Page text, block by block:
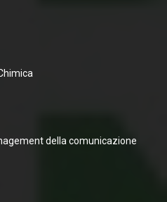
della comunicazione